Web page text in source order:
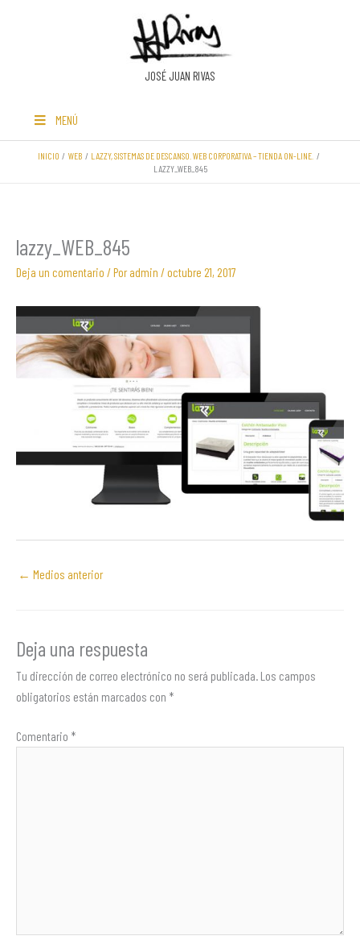
JOSÉ JUAN RIVAS
MENÚ
INICIO WEB
LAZZY, SISTEMAS DE DESCANSO. WEB CORPORATIVA – TIENDA ON-LINE.
LAZZY_WEB_845
lazzy_WEB_845
Deja un comentario / Poradmin /octubre 21, 2017
← Medios anterior
Deja una respuesta
Tu dirección de correo electrónico no será publicada. Los campos
obligatorios están marcados con *
Comentario *